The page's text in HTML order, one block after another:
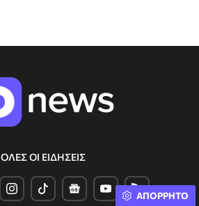
ΟΛΕΣ ΟΙ ΕΙΔΗΣΕΙΣ
ΑΠΟΡΡΗΤΟ